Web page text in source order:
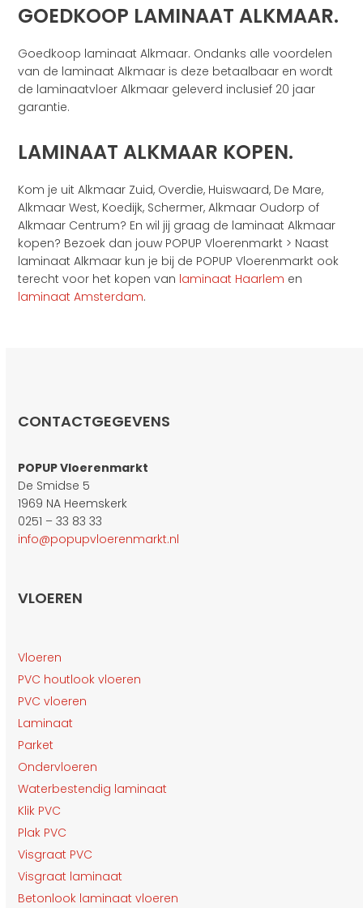
GOEDKOOP LAMINAAT ALKMAAR.
Goedkoop laminaat Alkmaar. Ondanks alle voordelen
van de laminaat Alkmaar is deze betaalbaar en wordt
de laminaatvloer Alkmaar geleverd inclusief 20 jaar
garantie.
LAMINAAT ALKMAAR KOPEN.
Kom je uit Alkmaar Zuid, Overdie, Huiswaard, De Mare,
Alkmaar West, Koedijk, Schermer, Alkmaar Oudorp of
Alkmaar Centrum? En wil jij graag de laminaat Alkmaar
kopen? Bezoek dan jouw POPUP Vloerenmarkt > Naast
laminaat Alkmaar kun je bij de POPUP Vloerenmarkt ook
terecht voor het kopen van laminaat Haarlem en
laminaat Amsterdam.
CONTACTGEGEVENS
POPUP Vloerenmarkt
De Smidse 5
1969 NA Heemskerk
0251 – 33 83 33
info@popupvloerenmarkt.nl
VLOEREN
Vloeren
PVC houtlook vloeren
PVC vloeren
Laminaat
Parket
Ondervloeren
Waterbestendig laminaat
Klik PVC
Plak PVC
Visgraat PVC
Visgraat laminaat
Betonlook laminaat vloeren